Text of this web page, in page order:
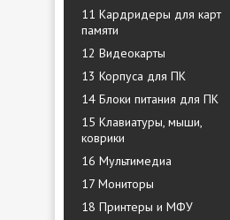
11 Кардридеры для карт
памяти
12 Видеокарты
13 Корпуса для ПК
14 Блоки питания для ПК
15 Клавиатуры, мыши,
коврики
16 Мультимедиа
17 Мониторы
18 Принтеры и МФУ